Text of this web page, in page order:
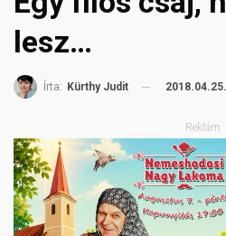
lesz…
Írta: Kürthy Judit 2018.04.25.
Reklám